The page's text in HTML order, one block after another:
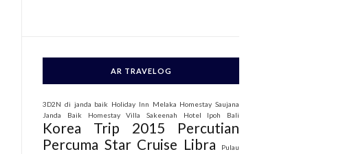
AR TRAVELOG
3D2N di janda baik Holiday Inn Melaka Homestay Saujana
Janda Baik
Homestay Villa Sakeenah Hotel Ipoh Bali
Korea Trip 2015
Percutian
Percuma Star Cruise Libra
Pulau